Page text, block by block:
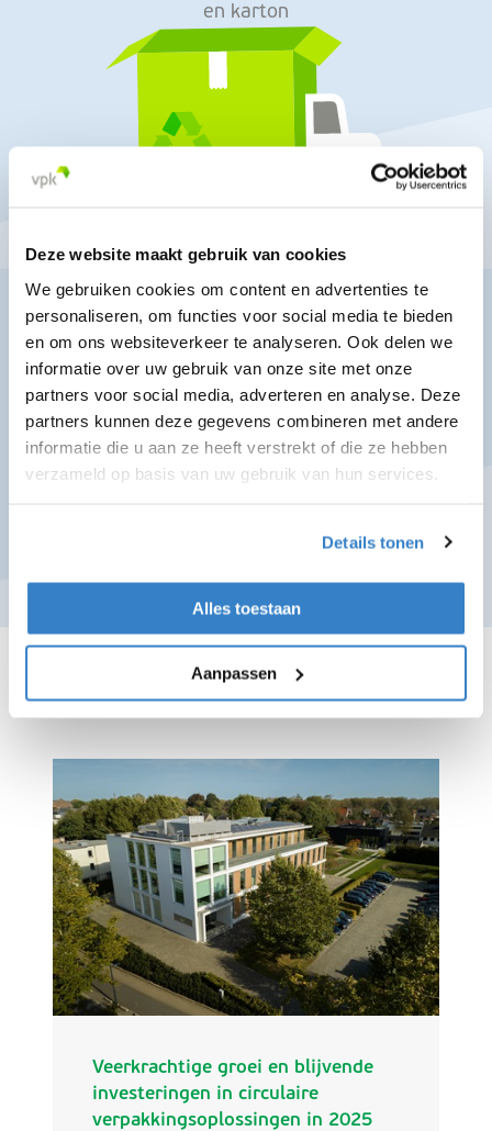
Deze website maakt gebruik van cookies
We gebruiken cookies om content en advertenties te
personaliseren, om functies voor social media te bieden
en om ons websiteverkeer te analyseren. Ook delen we
informatie over uw gebruik van onze site met onze
partners voor social media, adverteren en analyse. Deze
partners kunnen deze gegevens combineren met andere
informatie die u aan ze heeft verstrekt of die ze hebben
verzameld op basis van uw gebruik van hun services.
Details tonen
Alles toestaan
Aanpassen
en karton
41% aandeel
hernieuwbare energie
Recentste nieuws
Veerkrachtige groei en blijvende
investeringen in circulaire
verpakkingsoplossingen in 2025